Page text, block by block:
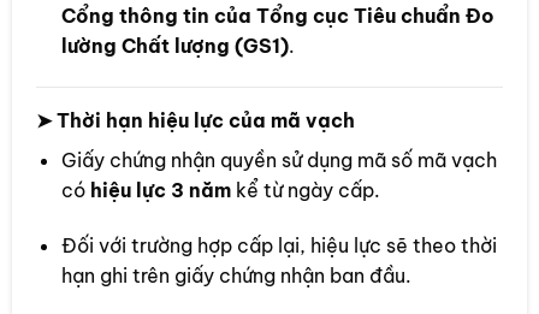
Cổng thông tin của Tổng cục Tiêu chuẩn Đo
lường Chất lượng (GS1).
➤ Thời hạn hiệu lực của mã vạch
Giấy chứng nhận quyền sử dụng mã số mã vạch
có hiệu lực 3 nămkể từ ngày cấp.
Đối với trường hợp cấp lại, hiệu lực sẽ theo thời
hạn ghi trên giấy chứng nhận ban đầu.